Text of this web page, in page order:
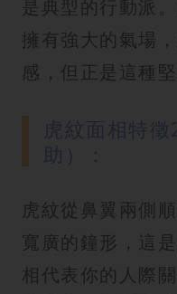
是典型的行動派
擁有強大的氣場
感，但正是這種
虎紋從鼻翼兩側
寬廣的鐘形，這
相代表你的人際